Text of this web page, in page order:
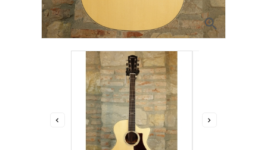

 